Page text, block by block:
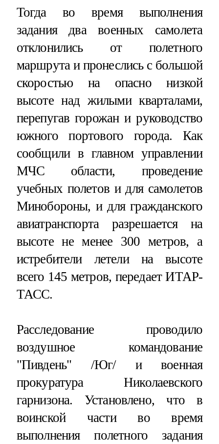
Тогда во время выполнения
задания два военных самолета
отклонились от полетного
маршрута и пронеслись с большой
скоростью на опасно низкой
высоте над жилыми кварталами,
перепугав горожан и руководство
южного портового города. Как
сообщили в главном управлении
МЧС области, проведение
учебных полетов и для самолетов
Минобороны, и для гражданского
авиатранспорта разрешается на
высоте не менее 300 метров, а
истребители летели на высоте
всего 145 метров, передает ИТАР-
ТАСС.
Расследование проводило
воздушное командование
"Пивдень" /Юг/ и военная
прокуратура Николаевского
гарнизона. Установлено, что в
воинской части во время
выполнения полетного задания